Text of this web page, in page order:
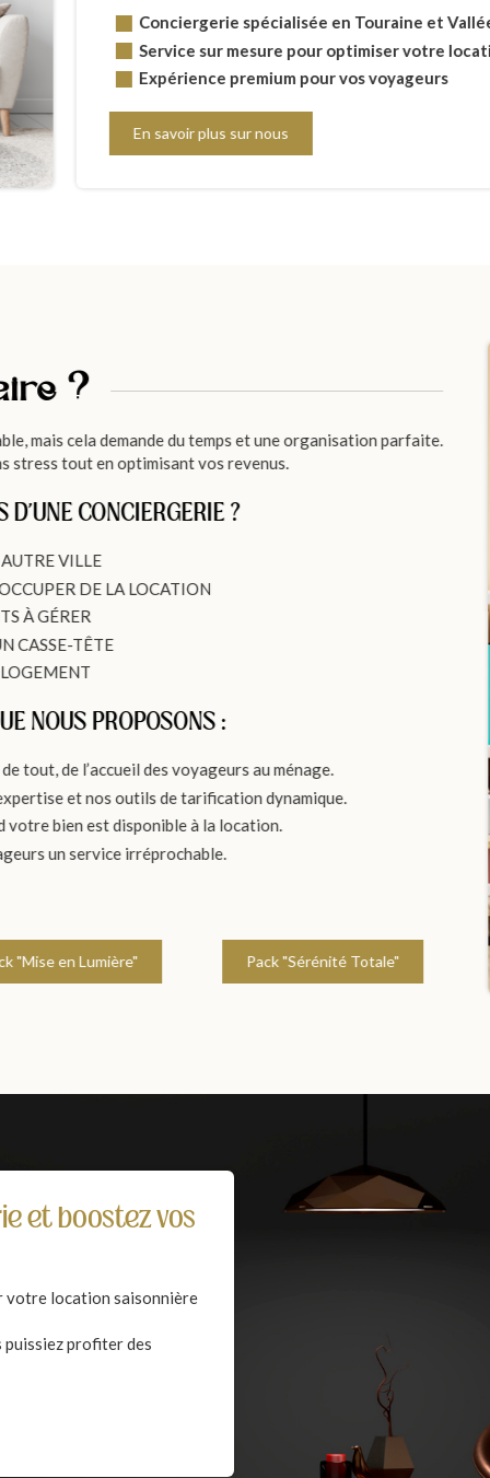
Conciergerie spécialisée en Touraine et
Service sur mesure pour optimiser votre
Expérience premium pour vos voyageurs
En savoir plus sur nous
?
mais cela demande du temps et une organisation parfaite.
stress tout en optimisant vos revenus.
D'UNE CONCIERGERIE ?
VILLE
DE LA LOCATION
À GÉRER
CASSE-TÊTE
NOUS PROPOSONS :
tout, de l’accueil des voyageurs au ménage.
et nos outils de tarification dynamique.
votre bien est disponible à la location.
un service irréprochable.
"Mise en Lumière" Pack "Sérénité Totale"
et boostez vos
votre location saisonnière
puissiez profiter des